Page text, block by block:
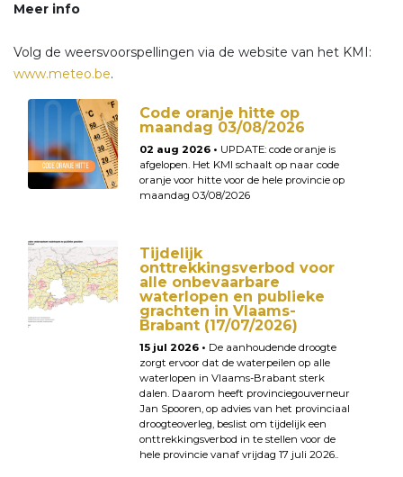
Meer info
Volg de weersvoorspellingen via de website van het KMI:
www.meteo.be.
Code oranje hitte op
maandag 03/08/2026
02 aug 2026 • UPDATE: code oranje is
afgelopen. Het KMI schaalt op naar code
oranje voor hitte voor de hele provincie op
maandag 03/08/2026
Tijdelijk
onttrekkingsverbod voor
alle onbevaarbare
waterlopen en publieke
grachten in Vlaams-
Brabant (17/07/2026)
15 jul 2026 • De aanhoudende droogte
zorgt ervoor dat de waterpeilen op alle
waterlopen in Vlaams-Brabant sterk
dalen. Daarom heeft provinciegouverneur
Jan Spooren, op advies van het provinciaal
droogteoverleg, beslist om tijdelijk een
onttrekkingsverbod in te stellen voor de
hele provincie vanaf vrijdag 17 juli 2026..